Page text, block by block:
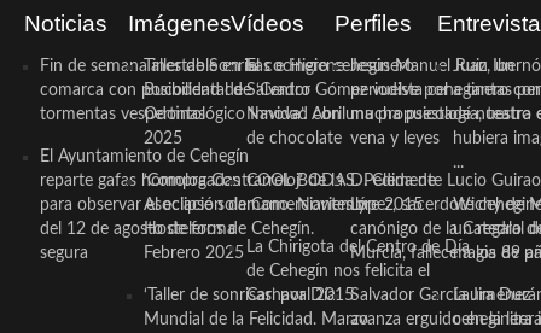
Noticias
Fin de semana inestable en la
comarca con posibilidad de
tormentas vespertinas
El Ayuntamiento de Cehegín
reparte gafas homologadas
para observar el eclipse solar
del 12 de agosto de forma
segura
Imágenes
Taller de Sonrisas e Higiene
Bucodental de ‘Centro
Odontológico Innova’. Abril
2025
‘Compra Contrarreloj’ de la
Asociación de Comerciantes y
Hosteleros de Cehegín.
Febrero 2025
‘Taller de sonrisas’ por Día
Mundial de la Felicidad. Marzo
Vídeos
El cocinero ceheginero
Salvador Gómez vuelve por
Navidad con una propuesta
de chocolate
COOL BODAS. Pedida de
mano. Noviembre 2015
La Chirigota del Centro de Día
de Cehegín nos felicita el
Carnaval 2015
Perfiles
Jesús Manuel Ruiz, un
periodista ceheginero con
mucha psicología, teatro
vena y leyes
D. Clemente Lucio Guirao
López, sacerdote
canónigo de la Catedral
Murcia, fallece a los 89
Salvador García Jiménez
avanza erguido en la
Juan
a tantas
de nuestra
hubiera
...
Wichy de
un regalo
magia de
Laura
ceheginera